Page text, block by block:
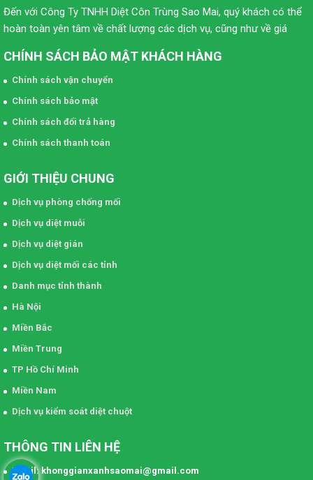
Đến với Công Ty TNHH Diệt Côn Trùng Sao Mai, quý khách có thể
hoàn toàn yên tâm về chất lượng các dịch vụ, cũng như về giá
CHÍNH SÁCH BẢO MẬT KHÁCH HÀNG
Chính sách vận chuyển
Chính sách bảo mật
Chính sách đổi trả hàng
Chính sách thanh toán
GIỚI THIỆU CHUNG
Dịch vụ phòng chống mối
Dịch vụ diệt muỗi
Dịch vụ diệt gián
Dịch vụ diệt mối các tỉnh
Danh mục tỉnh thành
Hà Nội
Miền Bắc
Miền Trung
TP Hồ Chí Minh
Miền Nam
Dịch vụ kiểm soát diệt chuột
THÔNG TIN LIÊN HỆ
Email: khonggianxanhsaomai@gmail.com